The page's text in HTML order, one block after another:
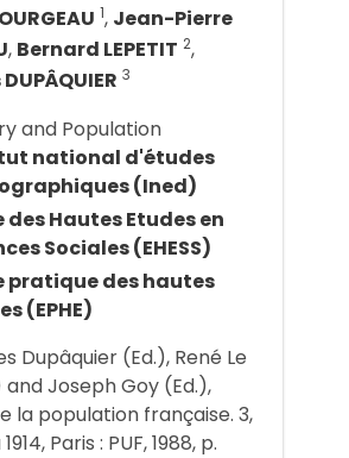
1, Jean-Pierre
, Bernard LEPETIT 2,
3
and Population
national d'études
(Ined)
des Hautes Etudes en
Sociales (EHESS)
pratique des hautes
(EPHE)
Dupâquier (Ed.), René Le
and Joseph Goy (Ed.),
la population française. 3,
Paris : PUF, 1988, p.